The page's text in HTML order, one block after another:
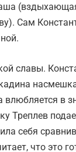
Сам
славы.
влюбляется в
Треплев
себя
что это